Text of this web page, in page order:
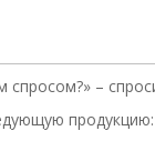
–
продукцию: